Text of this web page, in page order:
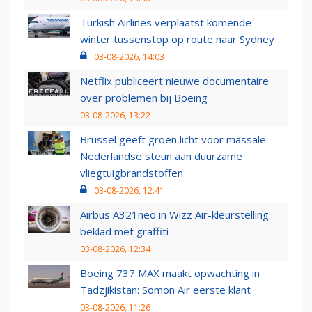
Turkish Airlines verplaatst komende
winter tussenstop op route naar Sydney
03-08-2026, 14:03
Netflix publiceert nieuwe documentaire
over problemen bij Boeing
03-08-2026, 13:22
Brussel geeft groen licht voor massale
Nederlandse steun aan duurzame
vliegtuigbrandstoffen
03-08-2026, 12:41
Airbus A321neo in Wizz Air-kleurstelling
beklad met graffiti
03-08-2026, 12:34
Boeing 737 MAX maakt opwachting in
Tadzjikistan: Somon Air eerste klant
03-08-2026, 11:26